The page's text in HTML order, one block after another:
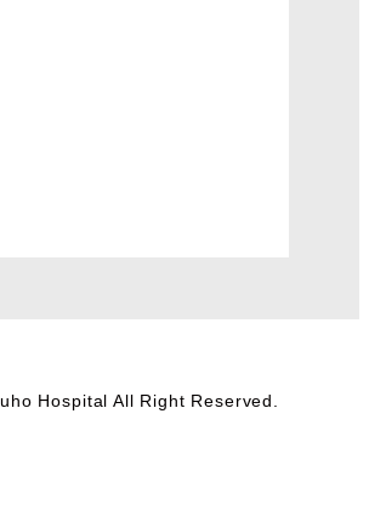
Hospital All Right Reserved.